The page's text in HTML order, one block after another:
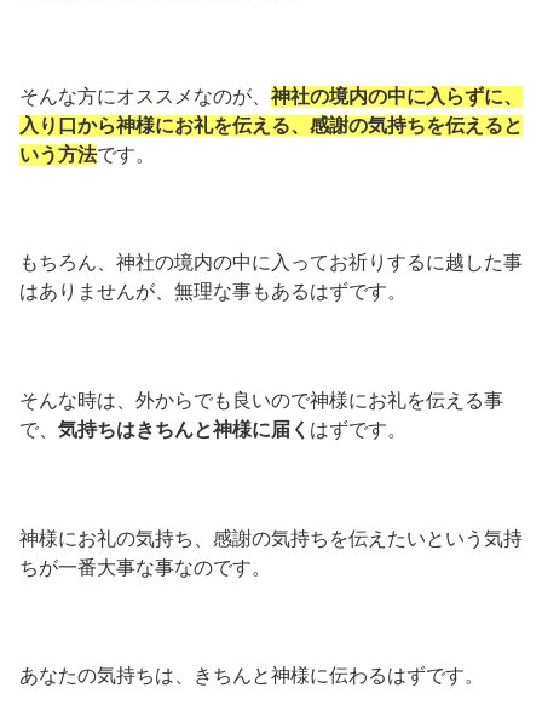
そんな方にオススメなのが、 神社の境内の中に入らずに、
入り口から神様にお礼を伝える、感謝の気持ちを伝えると
いう方法です。
もちろん、神社の境内の中に入ってお祈りするに越した事
はありませんが、無理な事もあるはずです。
そんな時は、外からでも良いので神様にお礼を伝える事
で、 気持ちはきちんと神様に届く はずです。
神様にお礼の気持ち、感謝の気持ちを伝えたいという気持
ちが一番大事な事なのです。
あなたの気持ちは、きちんと神様に伝わるはずです。